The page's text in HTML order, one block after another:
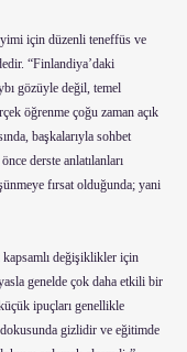
için düzenli teneffüs ve
“Finlandiya’daki
gözüyle değil, temel
öğrenme çoğu zaman açık
başkalarıyla sohbet
derste anlatılanları
fırsat olduğunda; yani
kapsamlı değişiklikler için
genelde çok daha etkili bir
ipuçları genellikle
gizlidir ve eğitimde